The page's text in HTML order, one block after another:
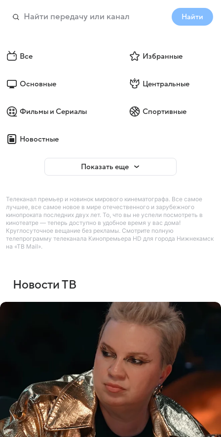
Найти
Все Избранные
Основные Центральные
Фильмы и Сериалы Спортивные
Новостные
Показать еще
Телеканал премьер и новинок мирового кинематографа. Все самое
лучшее, все самое новое в мире отечественного и зарубежного
кинопроката последних двух лет. То, что вы не успели посмотреть в
кинотеатре — теперь доступно в удобное время у вас дома!
Круглосуточное вещание без рекламы. Смотрите полную
телепрограмму телеканала Кинопремьера HD для города Нижнекамск
на «ТВ Mail».
Новости ТВ